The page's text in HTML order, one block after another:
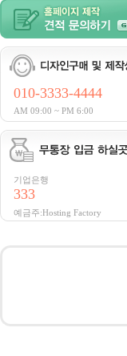
010-3333-4444
AM 09:00 ~ PM 6:00
기업은행
333
예금주:Hosting Factory